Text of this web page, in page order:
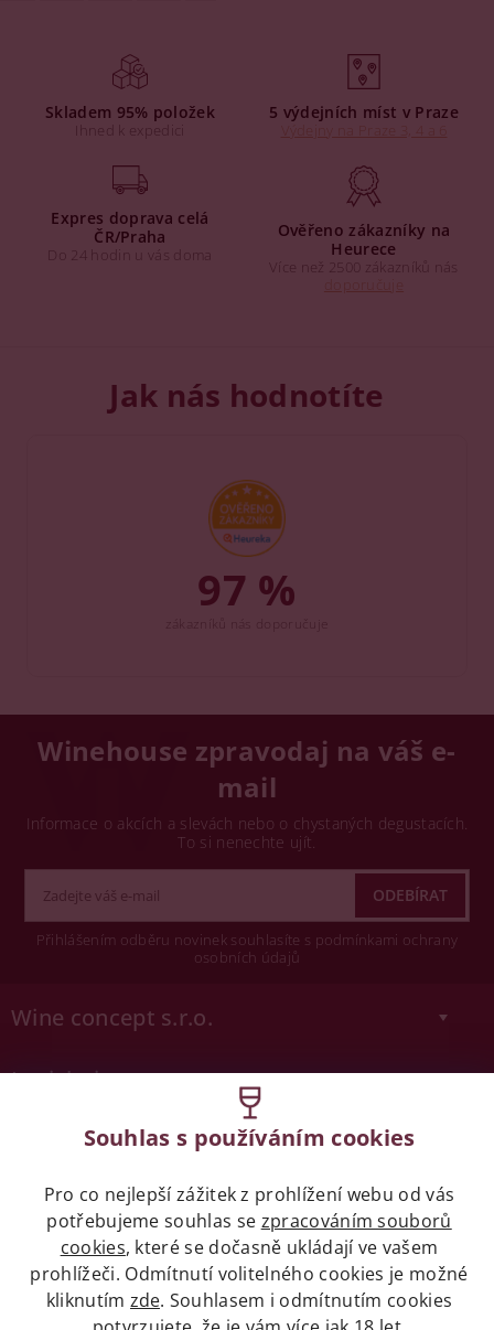
Skladem 95% položek
Ihned k expedici
5 výdejních míst v Praze
Expres doprava celá
ČR/Praha
Do 24 hodin u vás doma
Ověřeno zákazníky na
Heurece
Více než 2500 zákazníků nás
Jak nás hodnotíte
97 %
Winehouse zpravodaj na váš e-
mail
Informace o akcích a slevách nebo o chystaných degustacích.
To si nenechte ujít.
Přihlášením odběru novinek souhlasíte s podmínkami ochrany
osobních údajů
Wine concept s.r.o.
Legislativa
Zákaz prodeje alkoholických nápojů osobám
mladších 18 let.
Naše služby
Vše o nákupu
Souhlas s používáním cookies
Pro co nejlepší zážitek z prohlížení webu od vás
potřebujeme souhlas se zpracováním souborů
cookies, které se dočasně ukládají ve vašem
prohlížeči. Odmítnutí volitelného cookies je možné
kliknutím zde. Souhlasem i odmítnutím cookies